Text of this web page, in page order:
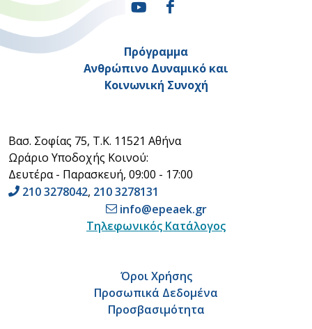
Βασ. Σοφίας 75, Τ.Κ. 11521 Αθήνα
Ωράριο Υποδοχής Κοινού:
Δευτέρα - Παρασκευή, 09:00 - 17:00
210 3278042, 210 3278131
info@epeaek.gr
Τηλεφωνικός Κατάλογος
Πρόγραμμα
Ανθρώπινο Δυναμικό και
Κοινωνική Συνοχή
Όροι Χρήσης
Προσωπικά Δεδομένα
Προσβασιμότητα